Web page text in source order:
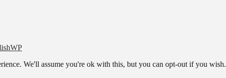
We'll assume you're ok with this, but you can opt-out if you wish.